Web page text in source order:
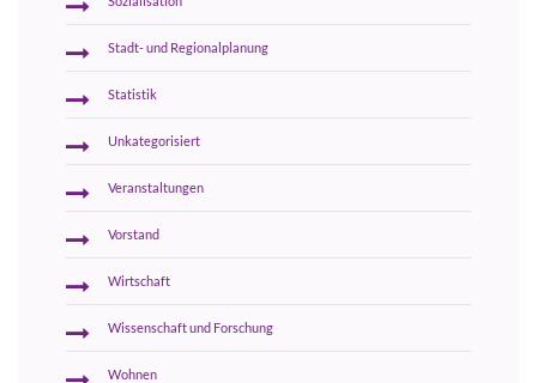
Stadt- und Regionalplanung
Statistik
Unkategorisiert
Veranstaltungen
Vorstand
Wirtschaft
Wissenschaft und Forschung
Wohnen